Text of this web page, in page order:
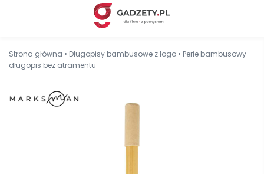
Strona główna • Długopisy bambusowe z logo • Perie bambusowy
długopis bez atramentu